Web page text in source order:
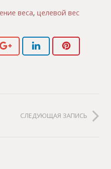
веса,целевой вес
СЛЕДУЮЩАЯ ЗАПИСЬ